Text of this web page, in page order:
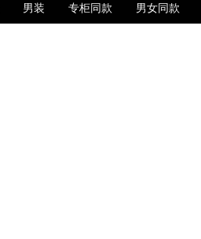
男装 专柜同款 男女同款